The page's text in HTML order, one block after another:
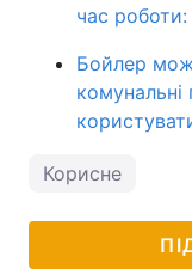
час
Бойлер
комунальні
Корисне